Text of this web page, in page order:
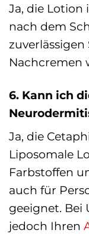
Ja, die Lotion
nach dem
Nachcremen
6. Kann ich
Ja, die
Liposomale
Farbstoffen
auch für
geeignet. Bei
jedoch Ihren